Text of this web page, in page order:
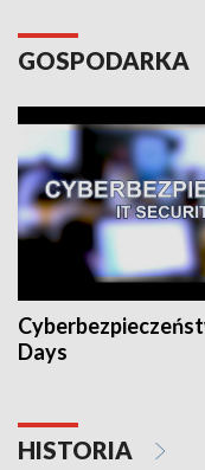
GOSPODARKA
Days
HISTORIA